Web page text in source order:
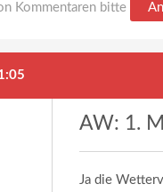
Kommentaren bitte
AW: 1.
Ja die